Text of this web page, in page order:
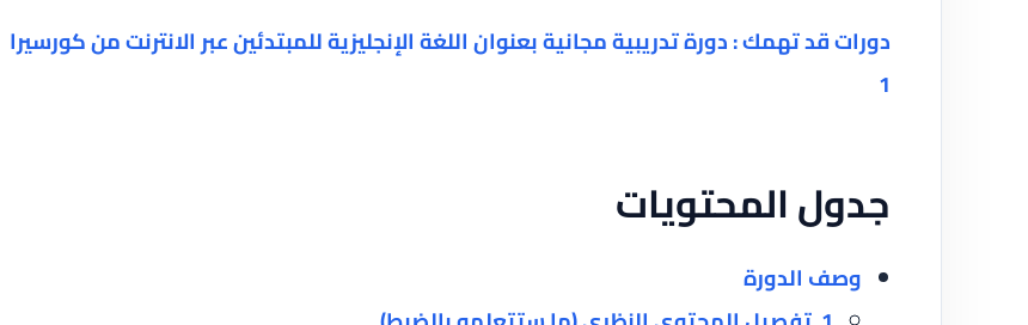
دورات قد تهمك : دورة تدريبية مجانية بعنوان اللغة الإنجليزية للمبتدئين عبر الانترنت من كورسيرا
1
جدول المحتويات
وصف الدورة